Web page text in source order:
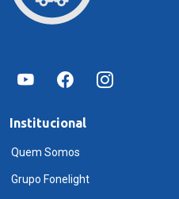
Institucional
Quem Somos
Grupo Fonelight